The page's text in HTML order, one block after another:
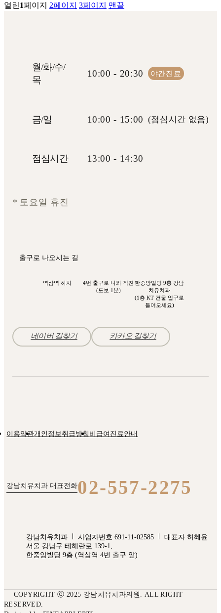
열린1페이지 2페이지 3페이지 맨끝
월/화/수/
목
10:00 - 20:30 야간진료
금/일 10:00 - 15:00 (점심시간 없음)
점심시 간 13:00 - 14:30
* 토요일 휴진
출구로 나오시는 길
역삼역 하차
4번 출구로 나와 직진
(도보 1분)
한중앙빌딩 9층 강남
치유치과
(1층 KT 건물 입구로
들어오세요)
네이버 길찾기 카카오 길찾기
이용약관개인정보취급방침비급여진료안내
강남치유치과 대표전화02-557-2275
강남치유치과 사업자번호 691-11-02585
대표자 허혜윤
서울 강남구 테헤란로 139-1,
한중앙빌딩 9층 (역삼역 4번 출구 앞)
COPYRIGHT ⓒ 2025 강남치유치과의원. ALL RIGHT
RESERVED.